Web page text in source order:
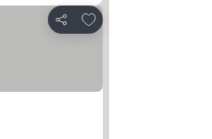
Partilhar
Adicionar aos favoritos